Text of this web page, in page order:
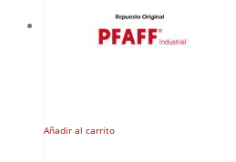
Añadir al carrito